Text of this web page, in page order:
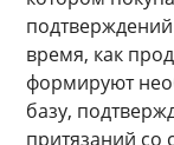
время, как
формируют
базу,
притязаний со